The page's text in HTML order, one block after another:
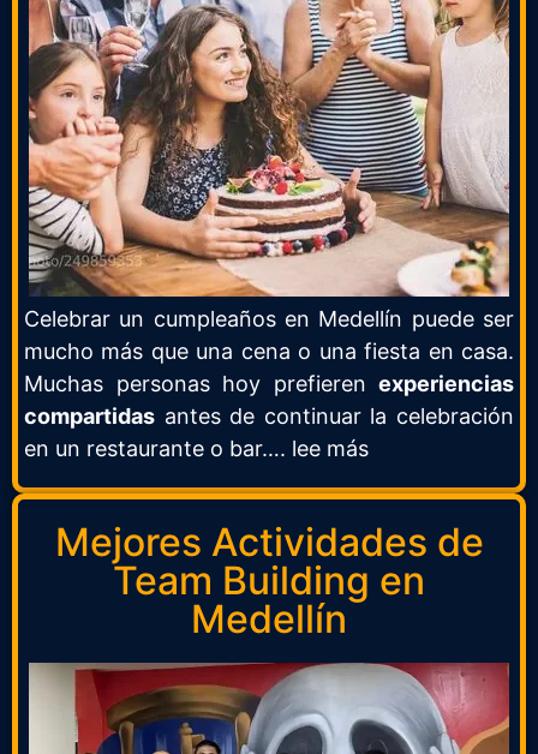
Celebrar un cumpleaños en Medellín puede ser
mucho más que una cena o una fiesta en casa.
Muchas personas hoy prefieren experiencias
compartidas antes de continuar la celebración
en un restaurante o bar…. lee más
Mejores Actividades de
Team Building en
Medellín